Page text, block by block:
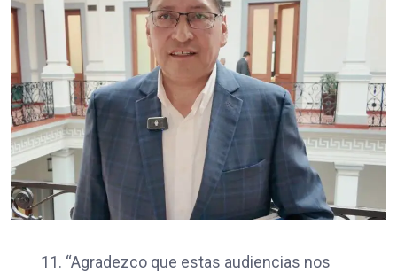
11. “Agradezco que estas audiencias nos